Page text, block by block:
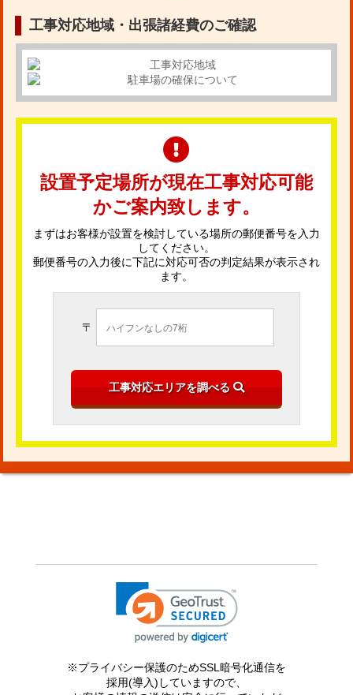
工事対応地域・出張諸経費のご確認
設置予定場所が現在工事対応可能
かご案内致します。
まずはお客様が設置を検討している場所の郵便番号を入力
してください。
郵便番号の入力後に下記に対応可否の判定結果が表示され
ます。
〒
※プライバシー保護のためSSL暗号化通信を
採用(導入)していますので、